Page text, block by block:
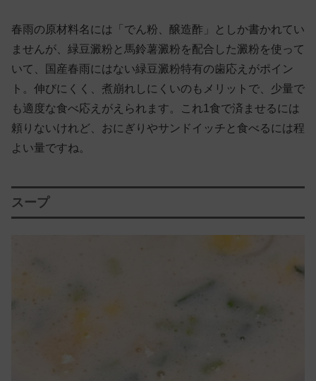
春雨の原材料名には「でん粉、醸造酢」としか書かれてい
ませんが、緑豆澱粉と馬鈴薯澱粉を配合した澱粉を使って
いて、国産春雨にはない緑豆澱粉特有の歯応えがポイン
ト。伸びにくく、煮崩れしにくいのもメリットで、少量で
も適度な食べ応えがえられます。これ1食で済ませるには
頼りないけれど、おにぎりやサンドイッチと食べるには程
よい量ですね。
スープ